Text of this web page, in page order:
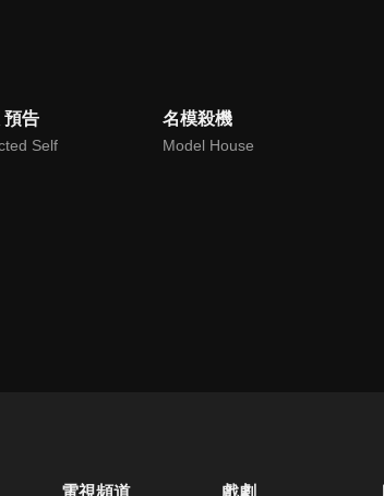
預告
Self
名模殺機
Model House
電視頻道 戲劇